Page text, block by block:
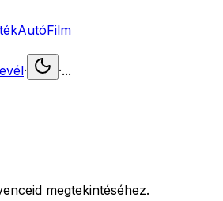
AutóFilm
· ·...
megtekintéséhez.